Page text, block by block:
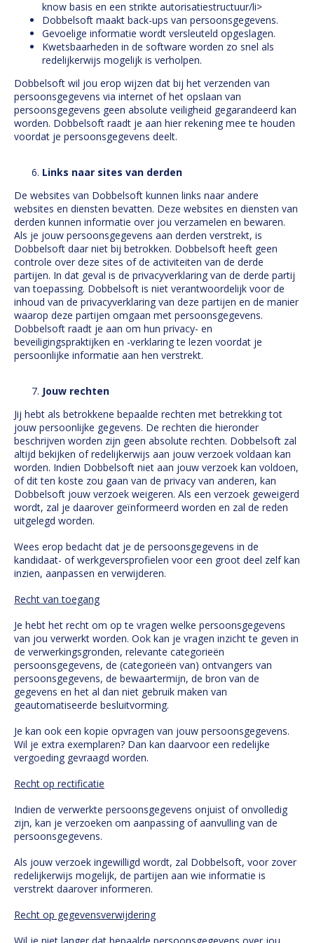
know basis en een strikte autorisatiestructuur/li>
Dobbelsoft maakt back-ups van persoonsgegevens.
Gevoelige informatie wordt versleuteld opgeslagen.
Kwetsbaarheden in de software worden zo snel als
redelijkerwijs mogelijk is verholpen.
Dobbelsoft wil jou erop wijzen dat bij het verzenden van
persoonsgegevens via internet of het opslaan van
persoonsgegevens geen absolute veiligheid gegarandeerd kan
worden. Dobbelsoft raadt je aan hier rekening mee te houden
voordat je persoonsgegevens deelt.
Links naar sites van derden
De websites van Dobbelsoft kunnen links naar andere
websites en diensten bevatten. Deze websites en diensten van
derden kunnen informatie over jou verzamelen en bewaren.
Als je jouw persoonsgegevens aan derden verstrekt, is
Dobbelsoft daar niet bij betrokken. Dobbelsoft heeft geen
controle over deze sites of de activiteiten van de derde
partijen. In dat geval is de privacyverklaring van de derde partij
van toepassing. Dobbelsoft is niet verantwoordelijk voor de
inhoud van de privacyverklaring van deze partijen en de manier
waarop deze partijen omgaan met persoonsgegevens.
Dobbelsoft raadt je aan om hun privacy- en
beveiligingspraktijken en -verklaring te lezen voordat je
persoonlijke informatie aan hen verstrekt.
Jouw rechten
Jij hebt als betrokkene bepaalde rechten met betrekking tot
jouw persoonlijke gegevens. De rechten die hieronder
beschrijven worden zijn geen absolute rechten. Dobbelsoft zal
altijd bekijken of redelijkerwijs aan jouw verzoek voldaan kan
worden. Indien Dobbelsoft niet aan jouw verzoek kan voldoen,
of dit ten koste zou gaan van de privacy van anderen, kan
Dobbelsoft jouw verzoek weigeren. Als een verzoek geweigerd
wordt, zal je daarover geïnformeerd worden en zal de reden
uitgelegd worden.
Wees erop bedacht dat je de persoonsgegevens in de
kandidaat- of werkgeversprofielen voor een groot deel zelf kan
inzien, aanpassen en verwijderen.
Recht van toegang
Je hebt het recht om op te vragen welke persoonsgegevens
van jou verwerkt worden. Ook kan je vragen inzicht te geven in
de verwerkingsgronden, relevante categorieën
persoonsgegevens, de (categorieën van) ontvangers van
persoonsgegevens, de bewaartermijn, de bron van de
gegevens en het al dan niet gebruik maken van
geautomatiseerde besluitvorming.
Je kan ook een kopie opvragen van jouw persoonsgegevens.
Wil je extra exemplaren? Dan kan daarvoor een redelijke
vergoeding gevraagd worden.
Recht op rectificatie
Indien de verwerkte persoonsgegevens onjuist of onvolledig
zijn, kan je verzoeken om aanpassing of aanvulling van de
persoonsgegevens.
Als jouw verzoek ingewilligd wordt, zal Dobbelsoft, voor zover
redelijkerwijs mogelijk, de partijen aan wie informatie is
verstrekt daarover informeren.
Recht op gegevensverwijdering